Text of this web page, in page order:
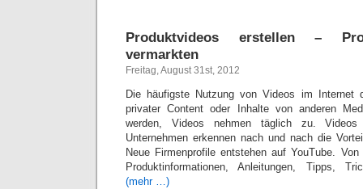
Produktvideos erstellen –
vermarkten
Freitag, August 31st, 2012
Die häufigste Nutzung von Videos im Internet
privater Content oder Inhalte von anderen
werden, Videos nehmen täglich zu.
Unternehmen erkennen nach und nach die
Neue Firmenprofile entstehen auf YouTube.
Produktinformationen, Anleitungen, Tipps,
(mehr …)